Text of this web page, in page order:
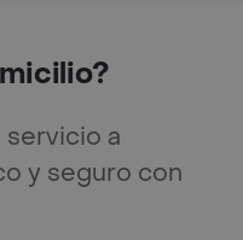
servicio a
y seguro con